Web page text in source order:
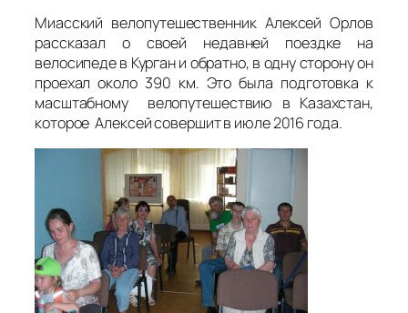
Миасский велопутешественник Алексей Орлов
рассказал о своей недавней поездке на
велосипеде в Курган и обратно, в одну сторону он
проехал около 390 км. Это была подготовка к
масштабному велопутешествию в Казахстан,
которое Алексей совершит в июле 2016 года.